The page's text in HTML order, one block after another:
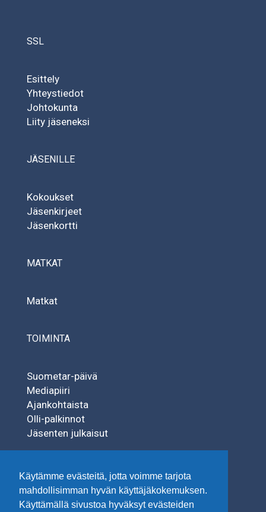
Käytämme evästeitä, jotta voimme tarjota
mahdollisimman hyvän käyttäjäkokemuksen.
Käyttämällä sivustoa hyväksyt evästeiden
SSL
Esittely
Yhteystiedot
Johtokunta
Liity jäseneksi
JÄSENILLE
Kokoukset
Jäsenkirjeet
Jäsenkortti
MATKAT
Matkat
TOIMINTA
Suometar-päivä
Mediapiiri
Ajankohtaista
Olli-palkinnot
Jäsenten julkaisut
SÄÄTIÖT
Tuisku-säätiö